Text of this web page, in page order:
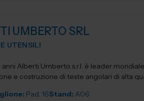
UMBERTO SRL
UTENSILI
anni Alberti Umberto s.r.l. è leader
e costruzione di teste angolari di alta
Pad. 16Stand: A06